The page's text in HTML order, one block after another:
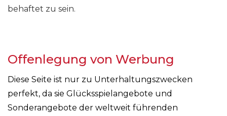
behaftet zu sein.
Offenlegung von Werbung
Diese Seite ist nur zu Unterhaltungszwecken
perfekt, da sie Glücksspielangebote und
Sonderangebote der weltweit führenden